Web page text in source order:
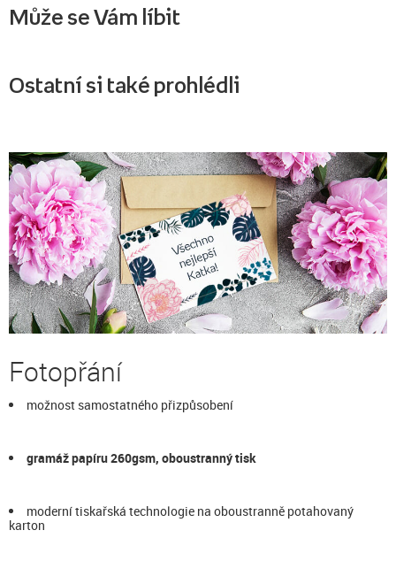
Může se Vám líbit
Ostatní si také prohlédli
Fotopřání
možnost samostatného přizpůsobení
gramáž papíru 260gsm, oboustranný tisk
moderní tiskařská technologie na oboustranně potahovaný
karton